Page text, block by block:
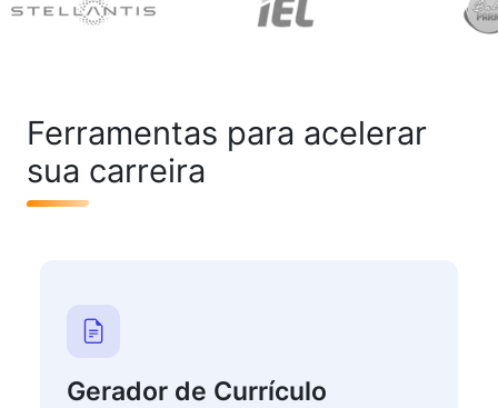
Ferramentas para acelerar
sua carreira
Gerador de Currículo